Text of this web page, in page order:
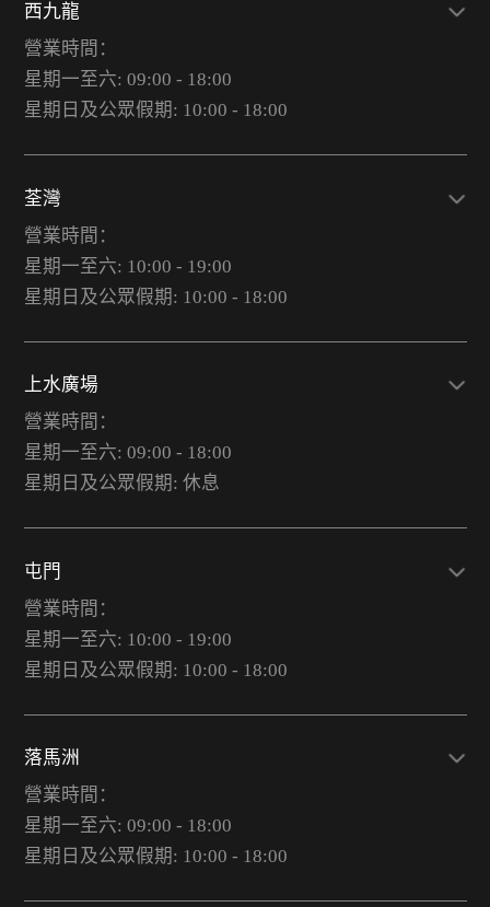
西九龍
營業時間：
星期一至六: 09:00 - 18:00
星期日及公眾假期: 10:00 - 18:00
荃灣
營業時間：
星期一至六: 10:00 - 19:00
星期日及公眾假期: 10:00 - 18:00
上水廣場
營業時間：
星期一至六: 09:00 - 18:00
星期日及公眾假期: 休息
屯門
營業時間：
星期一至六: 10:00 - 19:00
星期日及公眾假期: 10:00 - 18:00
落馬洲
營業時間：
星期一至六: 09:00 - 18:00
星期日及公眾假期: 10:00 - 18:00